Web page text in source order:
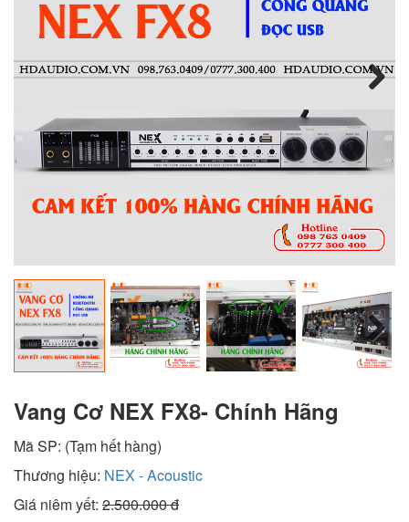
Next
Vang Cơ NEX FX8- Chính Hãng
Mã SP: (Tạm hết hàng)
Thương hiệu: NEX - Acoustic
Giá niêm yết: 2.500.000 đ